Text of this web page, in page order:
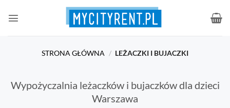
STRONA GŁÓWNA / LEŻACZKI I BUJACZKI
Wypożyczalnia leżaczków i bujaczków dla dzieci
Warszawa